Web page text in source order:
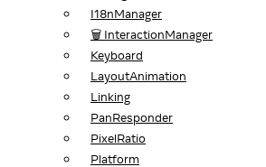
I18nManager
🗑️ InteractionManager
Keyboard
LayoutAnimation
Linking
PanResponder
PixelRatio
Platform